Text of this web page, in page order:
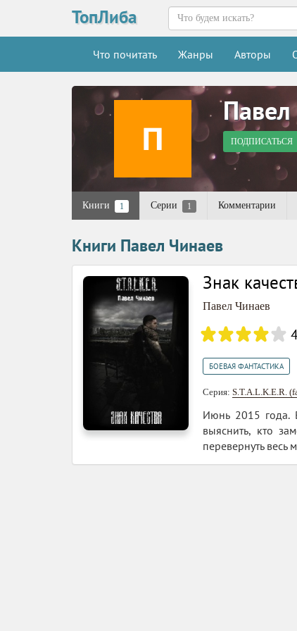
ТопЛиба
Что почитать Жанры Авторы
ПОДПИСАТЬСЯ
Книги 1 Серии 1 Комментарии
Книги Павел Чинаев
Знак
Павел Чинаев
БОЕВАЯ ФАНТАСТИКА
Серия: S.T.A.L.K.E.R.
Июнь 2015 года.
выяснить, кто
перевернуть весь